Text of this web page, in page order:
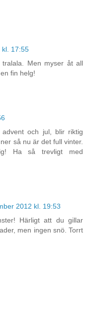
kl. 17:55
Men myser åt all
fin helg!
och jul, blir riktig
så nu är det full vinter.
Ha så trevligt med
2012 kl. 19:53
Härligt att du gillar
men ingen snö. Torrt